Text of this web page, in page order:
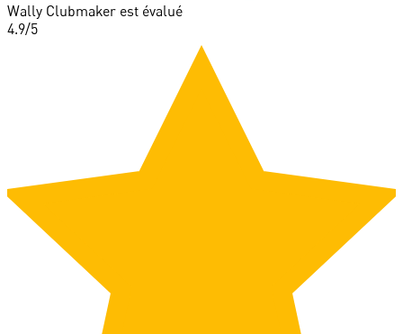
Wally Clubmaker est évalué
4.9/5